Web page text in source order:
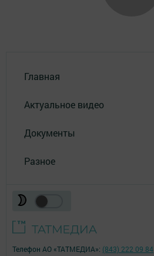
Главная
Актуальное видео
Документы
Разное
Телефон АО «ТАТМЕДИА»: (843) 222 09 84